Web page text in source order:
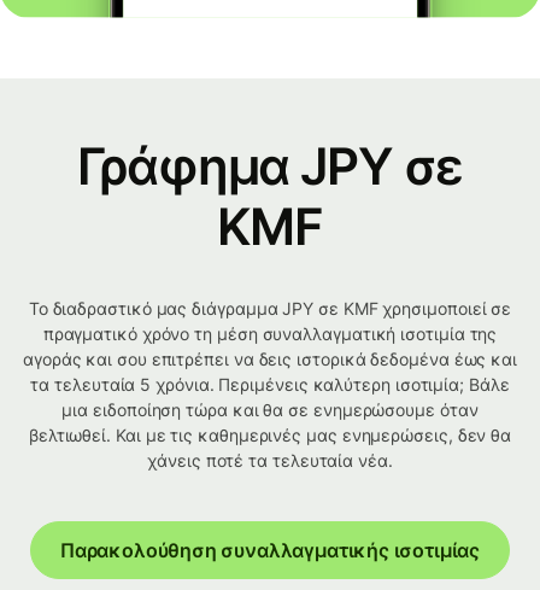
Γράφημα JPY σε
KMF
Το διαδραστικό μας διάγραμμα JPY σε KMF χρησιμοποιεί σε
πραγματικό χρόνο τη μέση συναλλαγματική ισοτιμία της
αγοράς και σου επιτρέπει να δεις ιστορικά δεδομένα έως και
τα τελευταία 5 χρόνια. Περιμένεις καλύτερη ισοτιμία; Βάλε
μια ειδοποίηση τώρα και θα σε ενημερώσουμε όταν
βελτιωθεί. Και με τις καθημερινές μας ενημερώσεις, δεν θα
χάνεις ποτέ τα τελευταία νέα.
Παρακολούθηση συναλλαγματικής ισοτιμίας